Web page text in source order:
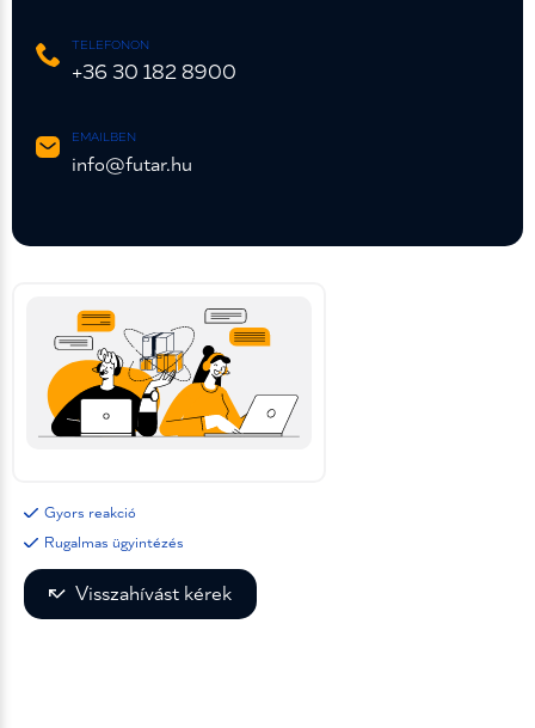
TELEFONON
+36 30 182 8900
EMAILBEN
info@futar.hu
Gyors reakció
Rugalmas ügyintézés
Visszahívást kérek